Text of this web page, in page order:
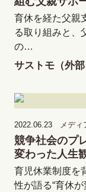
育休を経た父親
る取り組みと、
の…
サストモ（外部
2022.06.23 メディ
競争社会のプ
変わった人生
育児休業制度を
性が語る“育休